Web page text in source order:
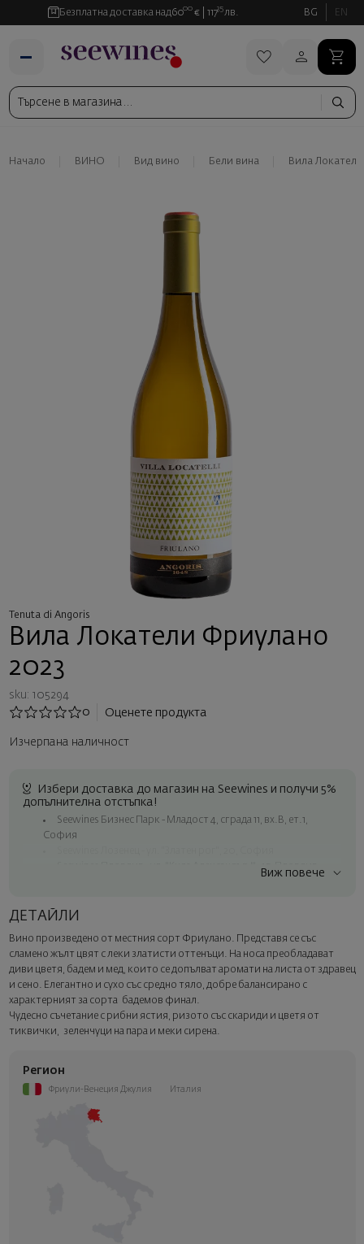
Безплатна доставка над6000 € 11735 лв. BG EN
Начало ВИНО Вид вино Бели вина Вила
Tenuta di Angoris
Вила Локатели Фриулано
2023
sku: 105294
0
Оценете продукта
Изчерпана наличност
Избери доставка до магазин на Seewines и получи 5%
допълнителна отстъпка!
Seewines Бизнес Парк - Младост 4, сграда 11, вх.В, ет.1,
София
Seewines Пловдив - ул. "Княз Александър I", 45, Пловдив
Куриер на Seewines до адрес в рамките на град София
Изненадайте със стил
Добавете луксозна подаръчна опаковка и персонализирана
картичка с ваше пожелание. Изберете тази опция в
следващата стъпка от поръчката.
Виж повече
ДЕТАЙЛИ
Вино произведено от местния сорт Фриулано. Представя се със
сламено жълт цвят с леки златисти оттенъци. На носа преобладават
диви цветя, бадем и мед, които се допълват аромати на листа от здравец
и сено. Елегантно и сухо със средно тяло, добре балансирано с
характерният за сорта бадемов финал.
Чудесно съчетание с рибни ястия, ризото със скариди и цветя от
тиквички, зеленчуци на пара и меки сирена.
Регион
Фриули-Венеция Джулия Италия